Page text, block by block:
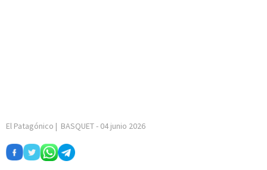
El Patagónico | BASQUET- 04 junio 2026